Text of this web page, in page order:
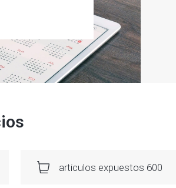
articulos expuestos 600